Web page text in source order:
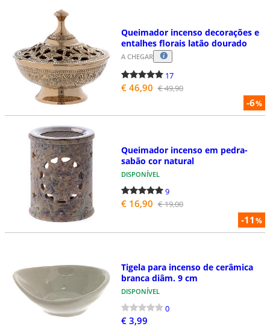
-6%
Queimador incenso decorações e
entalhes florais latão dourado
A CHEGAR
17
€ 46,90 € 49,90
-11%
Queimador incenso em pedra-
sabão cor natural
DISPONÍVEL
9
€ 16,90 € 19,00
Tigela para incenso de cerâmica
branca diâm. 9 cm
DISPONÍVEL
0
€ 3,99